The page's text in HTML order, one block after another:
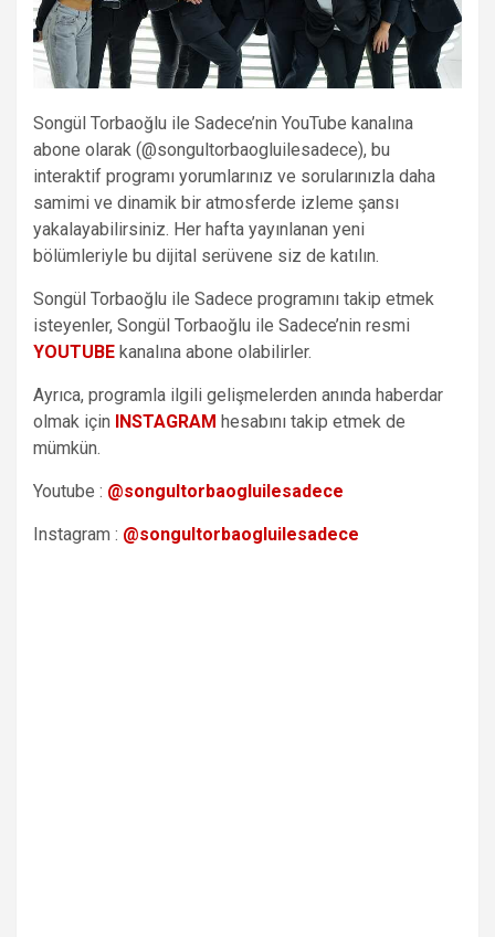
Songül Torbaoğlu ile Sadece’nin YouTube kanalına
abone olarak (@songultorbaogluilesadece), bu
interaktif programı yorumlarınız ve sorularınızla daha
samimi ve dinamik bir atmosferde izleme şansı
yakalayabilirsiniz. Her hafta yayınlanan yeni
bölümleriyle bu dijital serüvene siz de katılın.
Songül Torbaoğlu ile Sadece programını takip etmek
isteyenler, Songül Torbaoğlu ile Sadece’nin resmi
YOUTUBE kanalına abone olabilirler.
Ayrıca, programla ilgili gelişmelerden anında haberdar
olmak için INSTAGRAM hesabını takip etmek de
mümkün.
Youtube : @songultorbaogluilesadece
Instagram : @songultorbaogluilesadece